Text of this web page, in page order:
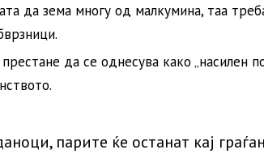
да зема многу од малкумина, таа
да се однесува како „насилен
парите ќе останат кај